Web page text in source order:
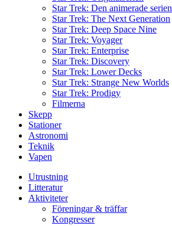
Star Trek: Den animerade serien
Star Trek: The Next Generation
Star Trek: Deep Space Nine
Star Trek: Voyager
Star Trek: Enterprise
Star Trek: Discovery
Star Trek: Lower Decks
Star Trek: Strange New Worlds
Star Trek: Prodigy
Filmerna
Skepp
Stationer
Astronomi
Teknik
Vapen
Utrustning
Litteratur
Aktiviteter
Föreningar & träffar
Kongresser